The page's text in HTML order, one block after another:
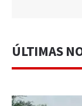
ÚLTIMAS